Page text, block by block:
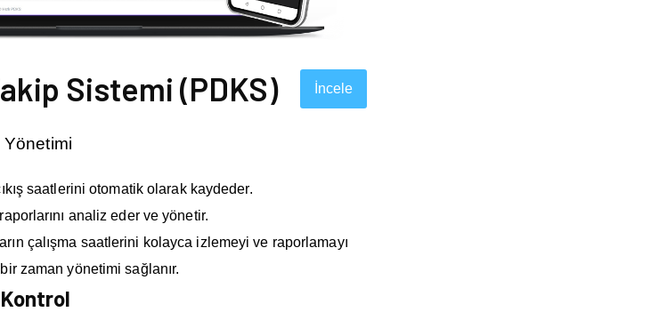
Sistemi (PDKS) İncele
Yönetimi
saatlerini otomatik olarak kaydeder.
analiz eder ve yönetir.
çalışma saatlerini kolayca izlemeyi ve raporlamayı
zaman yönetimi sağlanır.
Kontrol